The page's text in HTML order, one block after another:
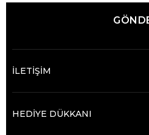
İLETİŞİM
HEDİYE DÜKKANI